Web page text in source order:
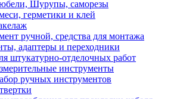
Шурупы, саморезы
герметики и клей
ручной, средства для монтажа
адаптеры и переходники
штукатурно-отделочных работ
инструменты
ручных инструментов